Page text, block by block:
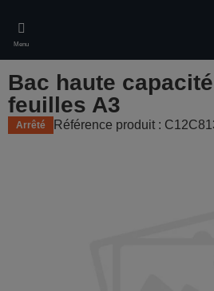
main
content
Menu
Bac haute
feuilles A3
Arrêté Référence produit :